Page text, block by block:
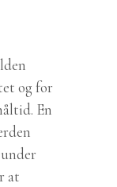
og for
En
at